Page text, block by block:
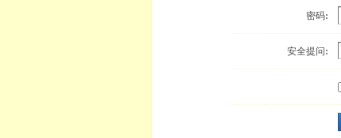
密码:
安全提问: